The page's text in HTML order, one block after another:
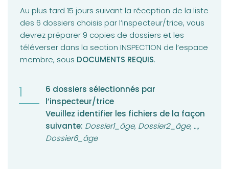
Au plus tard 15 jours suivant la réception de la liste
des 6 dossiers choisis par l’inspecteur/trice, vous
devrez préparer 9 copies de dossiers et les
téléverser dans la section INSPECTION de l’espace
membre, sous DOCUMENTS REQUIS.
6 dossiers sélectionnés par
l’inspecteur/trice
Veuillez identifier les fichiers de la façon
suivante: Dossier1_âge, Dossier2_âge, …,
Dossier6_âge